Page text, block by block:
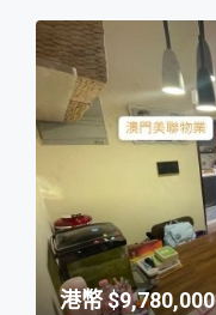
$9,780,000